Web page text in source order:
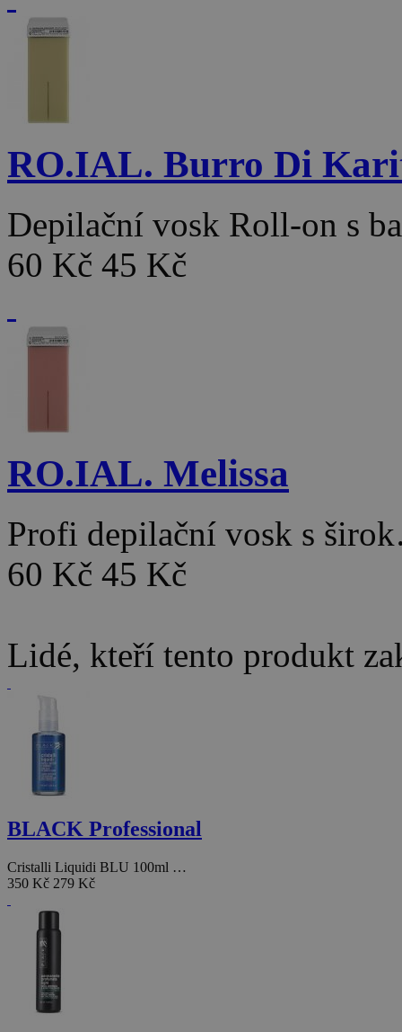
RO.IAL. Burro Di
Depilační vosk Roll-on s
60 Kč 45 Kč
RO.IAL. Melissa
Profi depilační vosk s
60 Kč 45 Kč
Lidé, kteří tento produkt
BLACK Professional
Cristalli Liquidi BLU 100ml …
350 Kč 279 Kč